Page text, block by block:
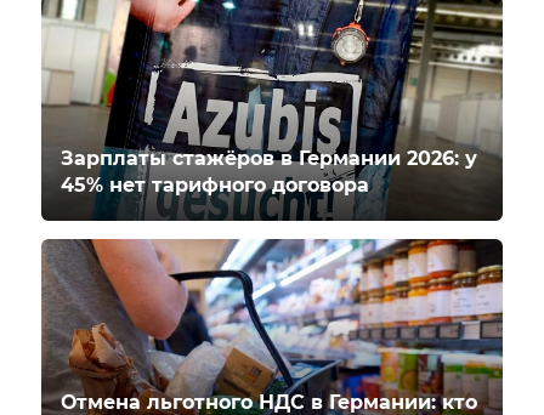
Зарплаты стажёров в Германии 2026: у
45% нет тарифного договора
Отмена льготного НДС в Германии: кто